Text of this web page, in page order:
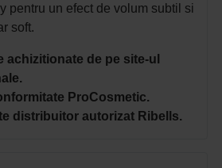
pentru un efect de volum subtil si
soft.
de pe site-ul
ProCosmetic.
distribuitor autorizat Ribells.